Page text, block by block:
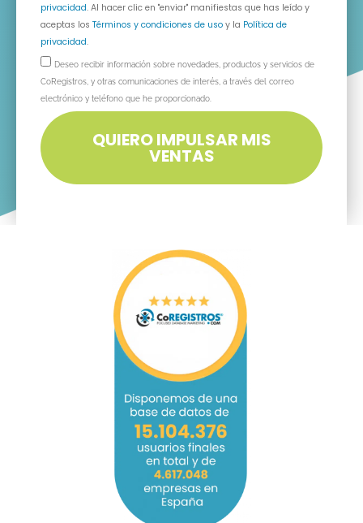
privacidad. Al hacer clic en "enviar" manifiestas que has leído y
aceptas los Términos y condiciones de uso y la Política de
privacidad.
Deseo recibir información sobre novedades, productos y servicios de
CoRegistros, y otras comunicaciones de interés, a través del correo
electrónico y teléfono que he proporcionado.
QUIERO IMPULSAR MIS
VENTAS